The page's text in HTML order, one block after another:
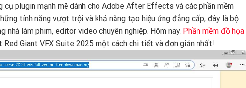
cụ plugin mạnh mẽ dành cho Adobe After Effects và các phần mềm
tính năng vượt trội và khả năng tạo hiệu ứng đẳng cấp, đây là bộ
nhà làm phim, editor video chuyên nghiệp. Hôm nay, Phần mềm đồ họa
Red Giant VFX Suite 2025 một cách chi tiết và đơn giản nhất!